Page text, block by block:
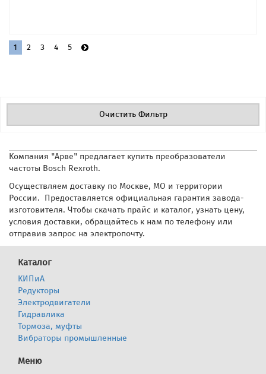
1 2 3 4 5
Очистить Фильтр
Компания "Арве" предлагает купить преобразователи
частоты Bosch Rexroth.
Осуществляем доставку по Москве, МО и территории
России. Предоставляется официальная гарантия завода-
изготовителя. Чтобы скачать прайс и каталог, узнать цену,
условия доставки, обращайтесь к нам по телефону или
отправив запрос на электропочту.
Каталог
КИПиА
Редукторы
Электродвигатели
Гидравлика
Тормоза, муфты
Вибраторы промышленные
Меню